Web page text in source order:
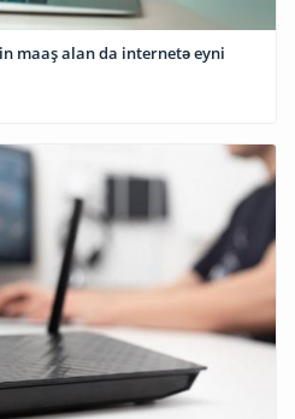
maaş alan da internetə eyni